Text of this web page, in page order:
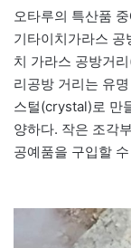
오타루의 특산품
기타이치가라스 공
치 가라스 공방거
리공방 거리는 유
스털(crystal)로 만
양하다. 작은 조각
공예품을 구입할